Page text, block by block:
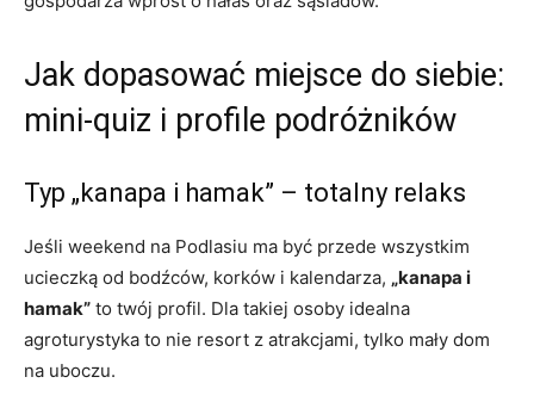
Jak dopasować miejsce do siebie:
mini-quiz i profile podróżników
Typ „kanapa i hamak” – totalny relaks
Jeśli weekend na Podlasiu ma być przede wszystkim
ucieczką od bodźców, korków i kalendarza, „kanapa i
hamak” to twój profil. Dla takiej osoby idealna
agroturystyka to nie resort z atrakcjami, tylko mały dom
na uboczu.